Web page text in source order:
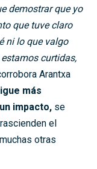
demostrar que yo
que tuve claro
ni lo que valgo
curtidas,
Arantxa
más
impacto, se
el
otras